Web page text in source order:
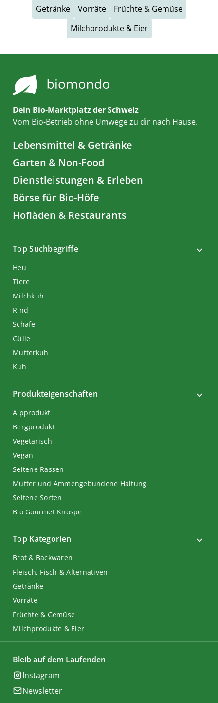
Getränke
Vorräte
Früchte & Gemüse
Milchprodukte & Eier
Dein Bio-Marktplatz der Schweiz
Vom Bio-Betrieb ohne Umwege zu dir nach Hause.
Lebensmittel & Getränke
Garten & Non-Food
Dienstleistungen & Erleben
Börse für Bio-Höfe
Hofläden & Restaurants
Top Suchbegriffe
Heu
Tiere
Milchkuh
Rind
Schafe
Gülle
Mutterkuh
Kuh
Top Kategorien
Brot & Backwaren
Fleisch, Fisch & Alternativen
Getränke
Vorräte
Früchte & Gemüse
Milchprodukte & Eier
Produkteigenschaften
Alpprodukt
Bergprodukt
Vegetarisch
Vegan
Seltene Rassen
Mutter und Ammengebundene Haltung
Seltene Sorten
Bio Gourmet Knospe
Bleib auf dem Laufenden
Instagram
Newsletter